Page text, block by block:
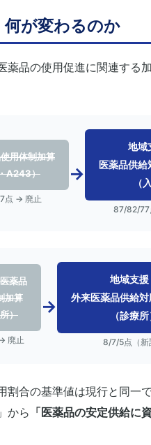
が変わるのか
薬品の使用促進に関連する
用体制加算
A243）
点 → 廃止
→
地域
医薬品供給
（
87/82/77
薬品
加算
）
廃止
→
地域支援
外来医薬品供給
（診療所
8/7/5点（新
割合の基準値は現行と同一
から 「医薬品の安定供給に
況を常時モニタリングできる
充足による減算リスクを未然